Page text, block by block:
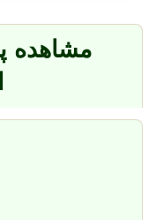
مشاهده